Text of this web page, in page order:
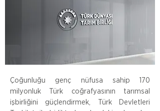
Çoğunluğu genç nüfusa sahip 170
milyonluk Türk coğrafyasının tarımsal
işbirliğini güçlendirmek, Türk Devletleri